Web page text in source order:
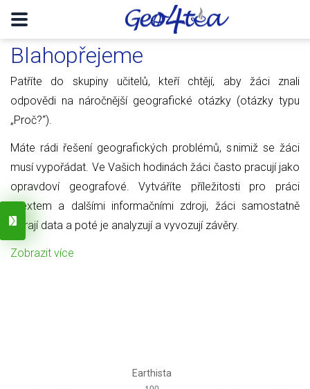
Blahopřejeme
Patříte do skupiny učitelů, kteří chtějí, aby žáci znali
odpovědi na náročnější geografické otázky (otázky typu
„Proč?“).
Máte rádi řešení geografických problémů, s nimiž se žáci
musí vypořádat. Ve Vašich hodinách žáci často pracují jako
opravdoví geografové. Vytváříte příležitosti pro práci
s textem a dalšími informačními zdroji, žáci samostatně
sbírají data a poté je analyzují a vyvozují závěry.
Zobrazit více